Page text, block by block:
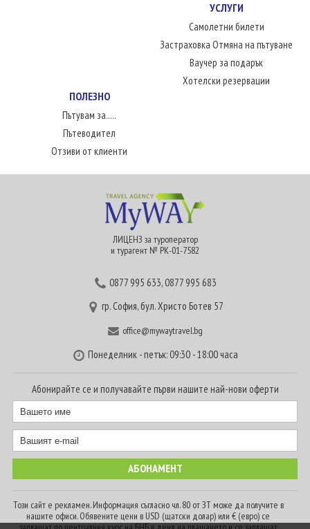
УСЛУГИ
Самолетни билети
Застраховка Отмяна на пътуване
Ваучер за подарък
Хотелски резервации
ПОЛЕЗНО
Пътувам за.....
Пътеводител
Отзиви от клиенти
ЛИЦЕНЗ за туроператор
и турагент № РК-01-7582
0877 995 633,0877 995 683
гр. София, бул. Христо Ботев 57
office@mywaytravel.bg
Понеделник - петък: 09:30 - 18:00 часа
Абонирайте се и получавайте първи нашите най-нови оферти
Този сайт е рекламен. Информация съгласно чл. 80 от ЗТ може да получите в
нашите офиси. Обявените цени в USD (щатски долар) или € (евро) се